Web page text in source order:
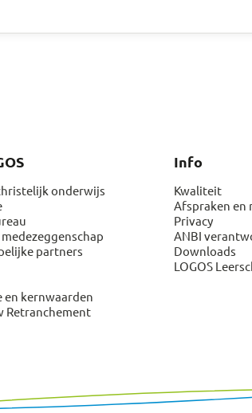
onderwijs
partners
en kernwaarden
Retranchement
Info
Kwaliteit
Afspraken en
Privacy
ANBI
Downloads
LOGOS